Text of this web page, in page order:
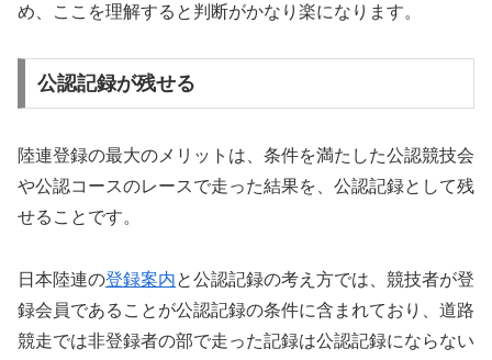
め、ここを理解すると判断がかなり楽になります。
公認記録が残せる
陸連登録の最大のメリットは、条件を満たした公認競技会
や公認コースのレースで走った結果を、公認記録として残
せることです。
日本陸連の登録案内と公認記録の考え方では、競技者が登
録会員であることが公認記録の条件に含まれており、道路
競走では非登録者の部で走った記録は公認記録にならない